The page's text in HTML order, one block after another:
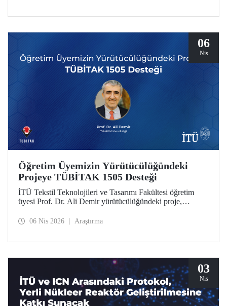
06
Nis
Öğretim Üyemizin Yürütücülüğündeki
Projeye TÜBİTAK 1505 Desteği
İTÜ Tekstil Teknolojileri ve Tasarımı Fakültesi öğretim
üyesi Prof. Dr. Ali Demir yürütücülüğündeki proje,
Programı tarafından desteklenmeye hak kazandı.
06 Nis 2026 Araştırma
03
Nis